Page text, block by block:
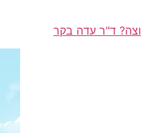
ד"ר עדה בקר